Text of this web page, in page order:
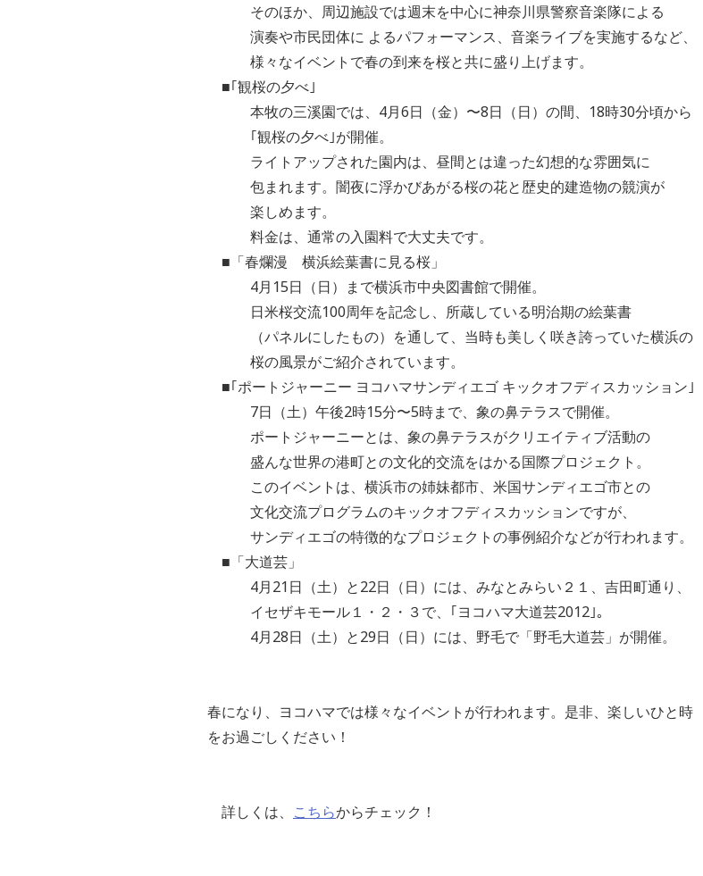
そのほか、周辺施設では週末を中心に神奈川県警察音楽隊による
演奏や市民団体に よるパフォーマンス、音楽ライブを実施するなど、
様々なイベントで春の到来を桜と共に盛り上げます。
■｢観桜の夕べ｣
本牧の三溪園では、4月6日（金）〜8日（日）の間、18時30分頃から
｢観桜の夕べ｣が開催。
ライトアップされた園内は、昼間とは違った幻想的な雰囲気に
包まれます。闇夜に浮かびあがる桜の花と歴史的建造物の競演が
楽しめます。
料金は、通常の入園料で大丈夫です。
■「春爛漫 横浜絵葉書に見る桜」
4月15日（日）まで横浜市中央図書館で開催。
日米桜交流100周年を記念し、所蔵している明治期の絵葉書
（パネルにしたもの）を通して、当時も美しく咲き誇っていた横浜の
桜の風景がご紹介されています。
■｢ポートジャーニー ヨコハマサンディエゴ キックオフディスカッション｣
7日（土）午後2時15分〜5時まで、象の鼻テラスで開催。
ポートジャーニーとは、象の鼻テラスがクリエイティブ活動の
盛んな世界の港町との文化的交流をはかる国際プロジェクト。
このイベントは、横浜市の姉妹都市、米国サンディエゴ市との
文化交流プログラムのキックオフディスカッションですが、
サンディエゴの特徴的なプロジェクトの事例紹介などが行われます。
■「大道芸」
4月21日（土）と22日（日）には、みなとみらい２１、吉田町通り、
イセザキモール１・２・３で、｢ヨコハマ大道芸2012｣。
4月28日（土）と29日（日）には、野毛で「野毛大道芸」が開催。
春になり、ヨコハマでは様々なイベントが行われます。是非、楽しいひと時
をお過ごしください！
詳しくは、 こちらからチェック！